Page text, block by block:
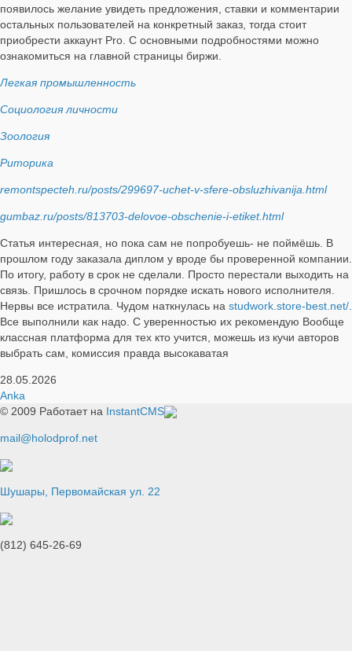
появилось желание увидеть предложения, ставки и комментарии
остальных пользователей на конкретный заказ, тогда стоит
приобрести аккаунт Pro. С основными подробностями можно
ознакомиться на главной страницы биржи.
Легкая промышленность
Социология личности
Зоология
Риторика
remontspecteh.ru/posts/299697-uchet-v-sfere-obsluzhivanija.html
gumbaz.ru/posts/813703-delovoe-obschenie-i-etiket.html
Статья интересная, но пока сам не попробуешь- не поймёшь. В
прошлом году заказала диплом у вроде бы проверенной компании.
По итогу, работу в срок не сделали. Просто перестали выходить на
связь. Пришлось в срочном порядке искать нового исполнителя.
Нервы все истратила. Чудом наткнулась на studwork.store-best.net/.
Все выполнили как надо. С уверенностью их рекомендую Вообще
классная платформа для тех кто учится, можешь из кучи авторов
выбрать сам, комиссия правда высокаватая
28.05.2026
Anka
© 2009 Работает на InstantCMS
mail@holodprof.net
Шушары, Первомайская ул. 22
(812) 645-26-69